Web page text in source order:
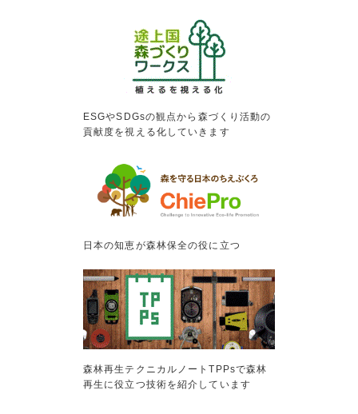
ESGやSDGsの観点から森づくり活動の
貢献度を視える化していきます
日本の知恵が森林保全の役に立つ
森林再生テクニカルノートTPPsで森林
再生に役立つ技術を紹介しています